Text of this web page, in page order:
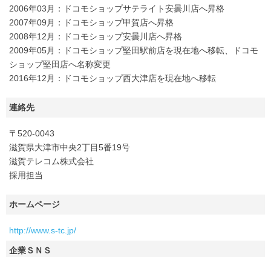
2006年03月：ドコモショップサテライト安曇川店へ昇格
2007年09月：ドコモショップ甲賀店へ昇格
2008年12月：ドコモショップ安曇川店へ昇格
2009年05月：ドコモショップ堅田駅前店を現在地へ移転、ドコモ
ショップ堅田店へ名称変更
2016年12月：ドコモショップ西大津店を現在地へ移転
連絡先
〒520-0043
滋賀県大津市中央2丁目5番19号
滋賀テレコム株式会社
採用担当
ホームページ
http://www.s-tc.jp/
企業ＳＮＳ